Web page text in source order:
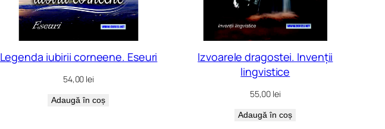
Legenda iubirii corneene. Eseuri
54,00 lei
Adaugă în coș
Izvoarele dragostei. Invenții
lingvistice
55,00 lei
Adaugă în coș